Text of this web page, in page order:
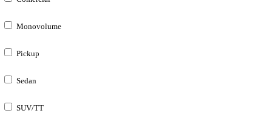
Monovolume
Pickup
Sedan
SUV/TT